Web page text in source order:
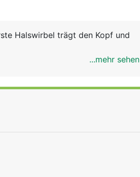
Halswirbel trägt den Kopf und
...mehr sehen